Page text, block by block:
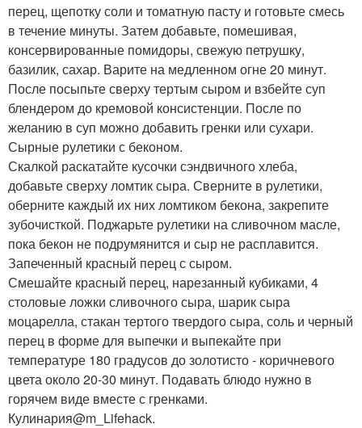
перец, щепотку соли и томатную пасту и готовьте смесь
в течение минуты. Затем добавьте, помешивая,
консервированные помидоры, свежую петрушку,
базилик, сахар. Варите на медленном огне 20 минут.
После посыпьте сверху тертым сыром и взбейте суп
блендером до кремовой консистенции. После по
желанию в суп можно добавить гренки или сухари.
Сырные рулетики с беконом.
Скалкой раскатайте кусочки сэндвичного хлеба,
добавьте сверху ломтик сыра. Сверните в рулетики,
оберните каждый их них ломтиком бекона, закрепите
зубочисткой. Поджарьте рулетики на сливочном масле,
пока бекон не подрумянится и сыр не расплавится.
Запеченный красный перец с сыром.
Смешайте красный перец, нарезанный кубиками, 4
столовые ложки сливочного сыра, шарик сыра
моцарелла, стакан тертого твердого сыра, соль и черный
перец в форме для выпечки и выпекайте при
температуре 180 градусов до золотисто - коричневого
цвета около 20-30 минут. Подавать блюдо нужно в
горячем виде вместе с гренками.
Кулинария@m_Lifehack.